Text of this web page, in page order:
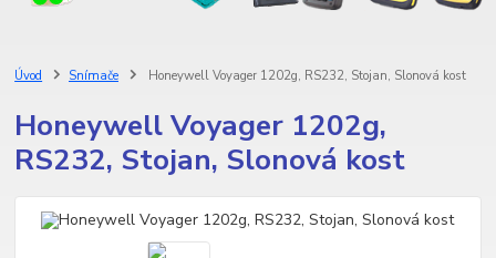
Úvod Snímače Honeywell Voyager 1202g, RS232, Stojan, Slonová kost
Honeywell Voyager 1202g,
RS232, Stojan, Slonová kost